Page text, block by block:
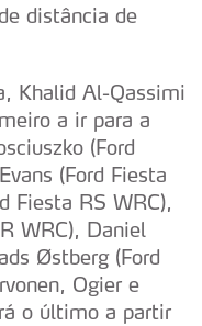
distância de
Khalid Al-Qassimi
a ir para a
(Ford
(Ford Fiesta
Fiesta RS WRC),
WRC), Daniel
Østberg (Ford
Ogier e
o último a partir